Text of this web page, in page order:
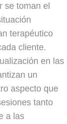
se toman el
terapéutico
cliente.
en las
un
aspecto que
tanto
a las